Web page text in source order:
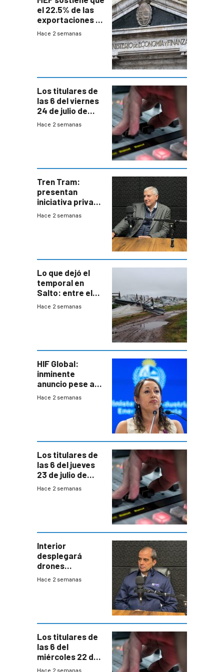
el 22.5% de las
exportaciones a
EE.UU se verán
Hace 2 semanas
Los titulares de
las 6 del viernes
24 de julio de
2026
Hace 2 semanas
Tren Tram:
presentan
iniciativa privada
para una red de
Hace 2 semanas
Lo que dejó el
temporal en
Salto: entre el
impacto
Hace 2 semanas
HIF Global:
inminente
anuncio pese a
declaración de
gobierno
Hace 2 semanas
Los titulares de
las 6 del jueves
23 de julio de
2026
Hace 2 semanas
Interior
desplegará
drones
autónomos para
Hace 2 semanas
Los titulares de
las 6 del
miércoles 22 de
julio de 2026
Hace 2 semanas